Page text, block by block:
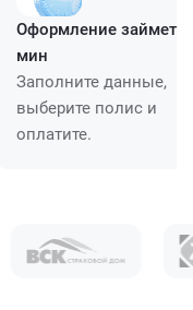
Оформление займет
мин
Заполните данные,
выберите полис и
оплатите.